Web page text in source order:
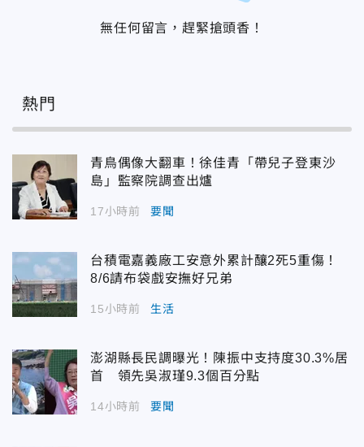
無任何留言，趕緊搶頭香！
熱門
青鳥偶像大翻車！徐佳青「帶兒子登東沙
島」監察院調查出爐
17小時前 要聞
台積電嘉義廠工安意外累計釀2死5重傷！
8/6請布袋戲安撫好兄弟
15小時前 生活
澎湖縣長民調曝光！陳振中支持度30.3%居
首 領先吳淑瑾9.3個百分點
14小時前 要聞